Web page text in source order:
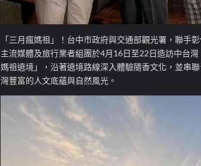
「三月瘋媽祖」！台中市政府與交通部觀光署，聯手
主流媒體及旅行業者組團於4月16日至22日造訪中台
媽祖遶境」，沿著遶境路線深入體驗隨香文化，並串
灣豐富的人文底蘊與自然風光。